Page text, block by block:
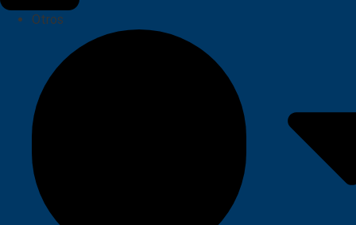
Otros